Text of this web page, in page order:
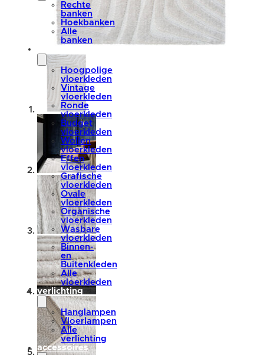
Rechte
banken
Hoekbanken
Alle
banken
Hoogpolige
vloerkleden
Vintage
vloerkleden
Ronde
vloerkleden
Budget
vloerkleden
Wollen
vloerkleden
Effen
vloerkleden
Grafische
vloerkleden
Ovale
vloerkleden
Organische
vloerkleden
Wasbare
vloerkleden
Binnen-
en
Buitenkleden
Alle
vloerkleden
verlichting
Hanglampen
Vloerlampen
Alle
verlichting
accessoires